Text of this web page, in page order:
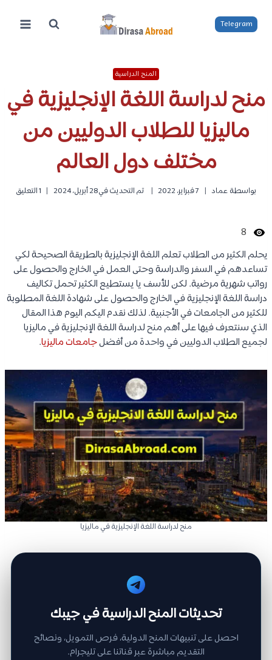
المحتوى
Telegram
المنح الدراسية
منح لدراسة اللغة الإنجليزية في
ماليزيا للطلاب الدوليين من
مختلف دول العالم
بواسطة عماد 7 فبراير، 2022 تم التحديث في28 أبريل، 2024 1 التعليق
8
يحلم الكثير من الطلاب تعلم اللغة الإنجليزية بالطريقة الصحيحة لكي
تساعدهم في السفر والدراسة وحتى العمل في الخارج والحصول على
رواتب شهرية مرضية. لكن للأسف يا يستطيع الكثير تحمل تكاليف
دراسة اللغة الإنجليزية في الخارج والحصول على شهادة اللغة المطلوبة
للكثير من الجامعات في الأجنبية. لذلك نقدم اليكم اليوم هذا المقال
الذي سنتعرف فيها على أهم منح لدراسة اللغة الإنجليزية في ماليزيا
لجميع الطلاب الدوليين في واحدة من أفضلجامعات ماليزيا.
منح لدراسة اللغة الإنجليزية في ماليزيا
تحديثات المنح الدراسية في جيبك
احصل على تنبيهات المنح الدولية، فرص التمويل، ونصائح
التقديم مباشرة عبر قناتنا على تليجرام.